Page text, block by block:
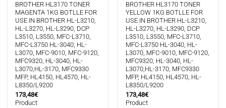
BROTHER HL3170 TONER
MAGENTA 1KG BOTLLE FOR
USE IN BROTHER HL-L3210,
HL-L3270, HL-L3290, DCP
L3510, L3550, MFC-L3710,
MFC-L3750 HL-3040, HL-
L3070, MFC-9010, MFC-9120,
MFC9320, HL-3040, HL-
L3070,HL-3170, MFC9330
MFP, HL4150, HL4570, HL-
L8350/L9200
173,48€
Product
BROTHER HL3170 TONER
YELLOW 1KG BOTLLE FOR
USE IN BROTHER HL-L3210,
HL-L3270, HL-L3290, DCP
L3510, L3550, MFC-L3710,
MFC-L3750 HL-3040, HL-
L3070, MFC-9010, MFC-9120,
MFC9320, HL-3040, HL-
L3070,HL-3170, MFC9330
MFP, HL4150, HL4570, HL-
L8350/L9200
173,48€
Product